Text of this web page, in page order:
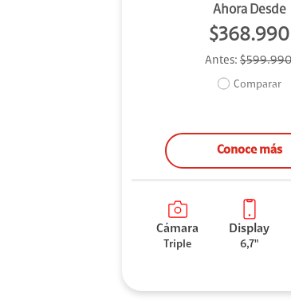
Ahora Desde
$368.990
Antes: $599.990
Comparar
Conoce más
Cámara
Triple
Display
6,7"